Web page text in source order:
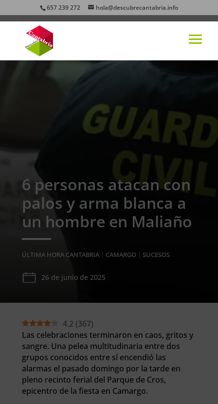
657 239 272 hola@descubrecantabria.info
6 personas atacan con
palos y arma blanca a
un hombre en Maliaño
ÚLTIMA HORA CANTABRIA| CAMARGO| SUCESOS
26 de junio de 2025
4.2 (367)
Las celebraciones terminaron en caos, gritos y
sangre. Una pelea multitudinaria entre dos
grupos conocidos entre sí encendió las
alarmas el pasado domingo por la tarde en
pleno recinto ferial del Parque de Cros,
epicentro de la fiesta en Camargo.